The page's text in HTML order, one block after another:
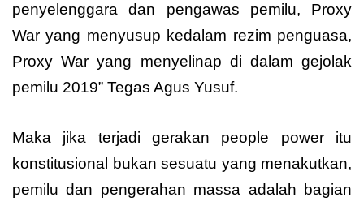
penyelenggara dan pengawas pemilu, Proxy
War yang menyusup kedalam rezim penguasa,
Proxy War yang menyelinap di dalam gejolak
pemilu 2019” Tegas Agus Yusuf.
Maka jika terjadi gerakan people power itu
konstitusional bukan sesuatu yang menakutkan,
pemilu dan pengerahan massa adalah bagian